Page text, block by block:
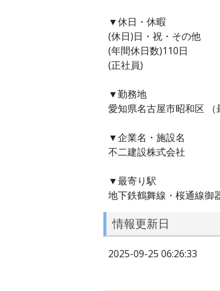
▼休日・休暇
(休日)日・祝・その他
(年間休日数)110日
(正社員)
▼勤務地
愛知県名古屋市昭和区
▼企業名・施設名
不二建設株式会社
▼最寄り駅
地下鉄鶴舞線・桜通線御
情報更新日
2025-09-25 06:26:33